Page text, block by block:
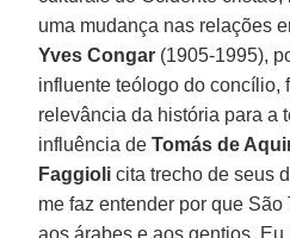
uma mudança nas relações
Yves Congar (1905-1995),
influente teólogo do concílio,
relevância da história para a
influência deTomás de
Faggiolicita trecho de seus
me faz entender por que São
aos árabes e aos gentios.